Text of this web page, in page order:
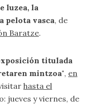
luzea, la
pelota vasca, de
Baratze.
titulada
mintzoa", en
hasta el
jueves y viernes, de